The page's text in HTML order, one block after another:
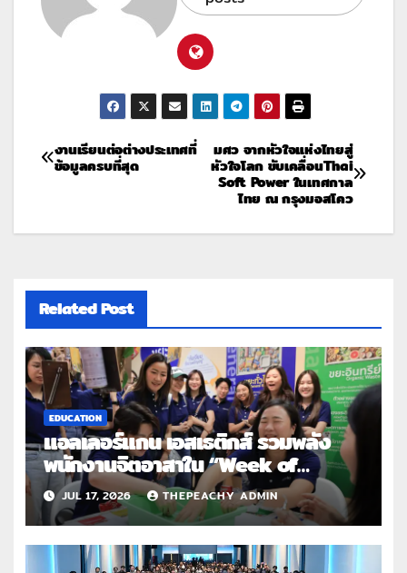
มศว จากหัวใจแห่งไทยสู่
หัวใจโลก ขับเคลื่อนThai
Soft Power ในเทศกาล
ไทย ณ กรุงมอสโคว
งานเรียนต่อต่างประเทศที่
ข้อมูลครบที่สุด
Related Post
EDUCATION
แอลเลอร์แกน เอสเธติกส์ รวมพลัง
พนักงานจิตอาสาใน “Week of
Possibilities 2026: Together for
Brighter Days” ร่วมสร้างสื่อการ
เรียนรู้และมอบโอกาสแก่ผู้บกพร่อง
ทางการมองเห็น
JUL 17, 2026 THEPEACHY ADMIN